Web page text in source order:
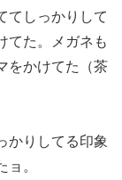
てしっかりして
てた。メガネも
をかけてた（茶
かりしてる印象
。